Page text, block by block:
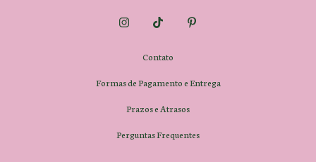
Contato
Formas de Pagamento e Entrega
Prazos e Atrasos
Perguntas Frequentes